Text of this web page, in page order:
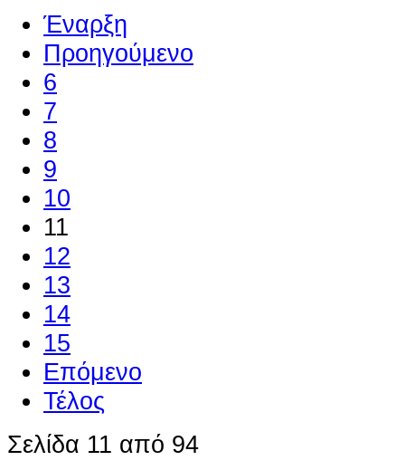
Έναρξη
Προηγούμενο
6
7
8
9
10
11
12
13
14
15
Επόμενο
Τέλος
Σελίδα 11 από 94